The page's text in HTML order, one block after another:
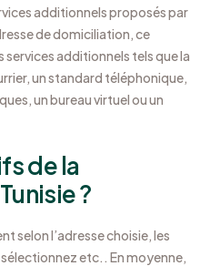
additionnels proposés par
de domiciliation, ce
additionnels tels que la
un standard téléphonique,
un bureau virtuel ou un
de la
?
selon l’adresse choisie, les
etc.. En moyenne,